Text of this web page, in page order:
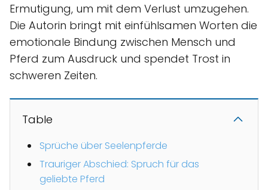
Ermutigung, um mit dem Verlust umzugehen.
Die Autorin bringt mit einfühlsamen Worten die
emotionale Bindung zwischen Mensch und
Pferd zum Ausdruck und spendet Trost in
schweren Zeiten.
Table
Sprüche über Seelenpferde
Trauriger Abschied: Spruch für das
geliebte Pferd